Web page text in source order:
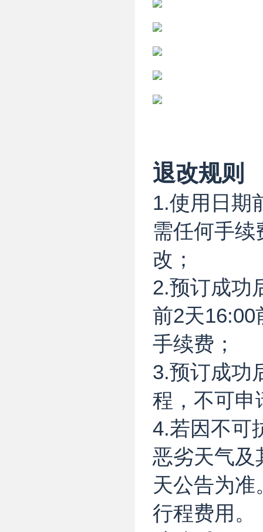
退改规则
1.使用日期
需任何手续
改；
2.预订成功
前2天16:00
手续费；
3.预订成功
程，不可申
4.若因不可
恶劣天气及
天公告为准
行程费用。